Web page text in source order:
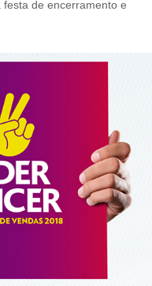
de encerramento e